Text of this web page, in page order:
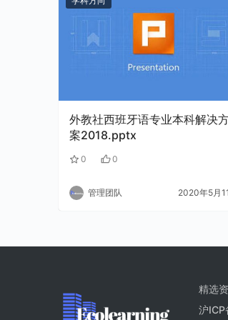
外教社西班牙语专业本科解决
案2018.pptx
0 0
管理团队 2020年5月
精选
沪